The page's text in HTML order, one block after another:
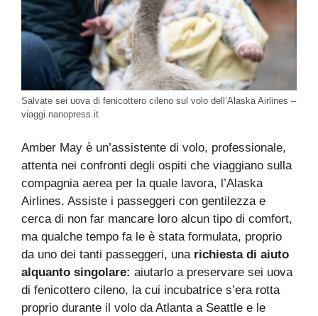
Salvate sei uova di fenicottero cileno sul volo dell’Alaska Airlines –
viaggi.nanopress.it
Amber May è un’assistente di volo, professionale,
attenta nei confronti degli ospiti che viaggiano sulla
compagnia aerea per la quale lavora, l’Alaska
Airlines. Assiste i passeggeri con gentilezza e
cerca di non far mancare loro alcun tipo di comfort,
ma qualche tempo fa le è stata formulata, proprio
da uno dei tanti passeggeri, una richiesta di aiuto
alquanto singolare: aiutarlo a preservare sei uova
di fenicottero cileno, la cui incubatrice s’era rotta
proprio durante il volo da Atlanta a Seattle e le